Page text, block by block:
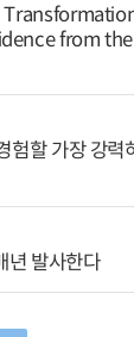
from
험할 가장 강력
년 발사한다